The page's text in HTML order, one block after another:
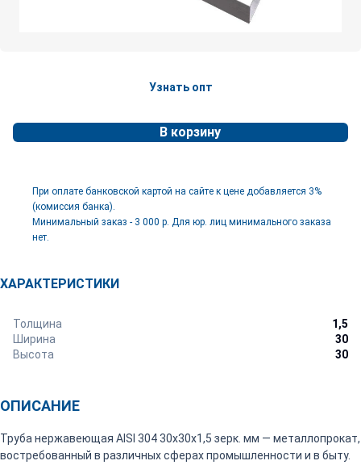
Узнать опт
В корзину
При оплате банковской картой на сайте к цене добавляется 3%
(комиссия банка).
Минимальный заказ - 3 000 р. Для юр. лиц минимального заказа
нет.
ХАРАКТЕРИСТИКИ
Толщина
1,5
Ширина
30
Высота
30
ОПИСАНИЕ
Труба нержавеющая AISI 304 30х30х1,5 зерк. мм — металлопрокат,
востребованный в различных сферах промышленности и в быту.